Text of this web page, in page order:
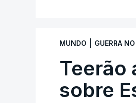
MUNDO GUERRA
Teerão
sobre